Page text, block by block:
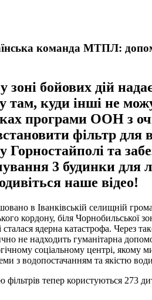
команда МТПЛ:
бойових дій
там, куди інші не
програми ООН з
фільтр для
Горностайполі та
3 будинки для
наше відео!
в Іванківській селищній
кордону, біля Чорнобильської
ядерна катастрофа. Через
не надходить гуманітарна
соціальному центрі, якому
з водопостачанням та якістю
фільтрів тепер користуються 273